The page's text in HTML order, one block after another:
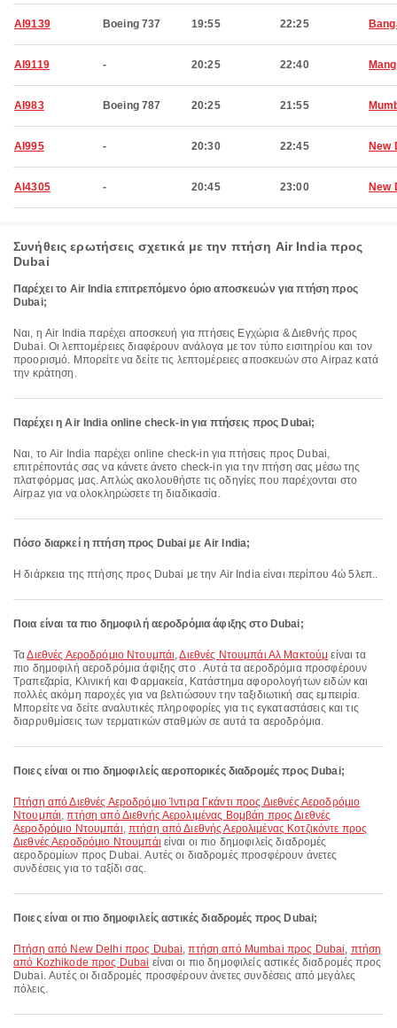
AI9139 Boeing 737 19:55 22:25
AI9119 - 20:25 22:40
AI983 Boeing 787 20:25 21:55
AI995 - 20:30 22:45 New
AI4305 - 20:45 23:00 New
Συνήθεις ερωτήσεις σχετικά με την πτήση Air India προς
Dubai
Παρέχει το Air India επιτρεπόμενο όριο αποσκευών για πτήση προς
Dubai;
Ναι, η Air India παρέχει αποσκευή για πτήσεις Εγχώρια & Διεθνής προς
Dubai. Οι λεπτομέρειες διαφέρουν ανάλογα με τον τύπο εισιτηρίου και τον
προορισμό. Μπορείτε να δείτε τις λεπτομέρειες αποσκευών στο Airpaz κατά
την κράτηση.
Παρέχει η Air India online check-in για πτήσεις προς Dubai;
Ναι, το Air India παρέχει online check-in για πτήσεις προς Dubai,
επιτρέποντάς σας να κάνετε άνετο check-in για την πτήση σας μέσω της
πλατφόρμας μας. Απλώς ακολουθήστε τις οδηγίες που παρέχονται στο
Airpaz για να ολοκληρώσετε τη διαδικασία.
Πόσο διαρκεί η πτήση προς Dubai με Air India;
Η διάρκεια της πτήσης προς Dubai με την Air India είναι περίπου 4ώ 5λεπ..
Ποια είναι τα πιο δημοφιλή αεροδρόμια άφιξης στο Dubai;
ΤαΔιεθνές Αεροδρόμιο Ντουμπάι,Διεθνές Ντουμπάι Αλ Μακτούμ είναι τα
πιο δημοφιλή αεροδρόμια άφιξης στο . Αυτά τα αεροδρόμια προσφέρουν
Τραπεζαρία, Κλινική και Φαρμακεία, Κατάστημα αφορολογήτων ειδών και
πολλές ακόμη παροχές για να βελτιώσουν την ταξιδιωτική σας εμπειρία.
Μπορείτε να δείτε αναλυτικές πληροφορίες για τις εγκαταστάσεις και τις
διαρρυθμίσεις των τερματικών σταθμών σε αυτά τα αεροδρόμια.
Ποιες είναι οι πιο δημοφιλείς αεροπορικές διαδρομές προς Dubai;
πτήση από Διεθνές Αεροδρόμιο Ίντιρα Γκάντι προς Διεθνές Αεροδρόμιο
Ντουμπάι,πτήση από Διεθνής Αερολιμένας Βομβάη προς Διεθνές
Αεροδρόμιο Ντουμπάι, πτήση από Διεθνής Αερολιμένας Κοτζικόντε προς
Διεθνές Αεροδρόμιο Ντουμπάι είναι οι πιο δημοφιλείς διαδρομές
αεροδρομίων προς Dubai. Αυτές οι διαδρομές προσφέρουν άνετες
συνδέσεις για το ταξίδι σας.
Ποιες είναι οι πιο δημοφιλείς αστικές διαδρομές προς Dubai;
πτήση από New Delhi προς Dubai,πτήση από Mumbai προς Dubai, πτήση
από Kozhikode προς Dubai είναι οι πιο δημοφιλείς αστικές διαδρομές προς
Dubai. Αυτές οι διαδρομές προσφέρουν άνετες συνδέσεις από μεγάλες
πόλεις.